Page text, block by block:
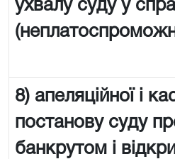
ухвалу суду у
8) апеляційної і
постанову суду
банкрутом і